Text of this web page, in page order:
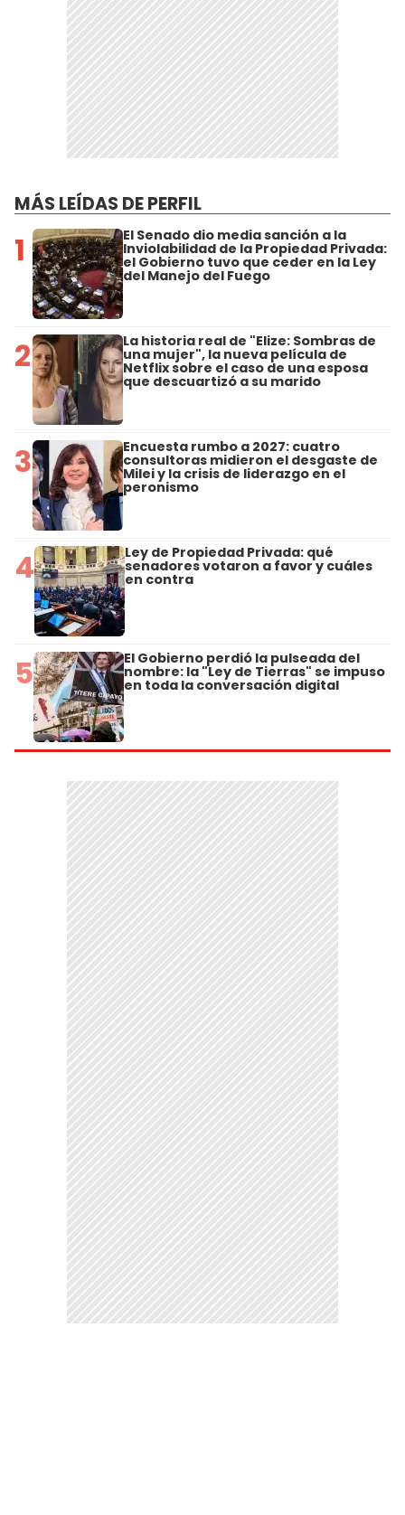
MÁS LEÍDAS DE PERFIL
1 El Senado dio media sanción a la
Inviolabilidad de la Propiedad Privada:
el Gobierno tuvo que ceder en la Ley
del Manejo del Fuego
2 La historia real de "Elize: Sombras de
una mujer", la nueva película de
Netflix sobre el caso de una esposa
que descuartizó a su marido
3 Encuesta rumbo a 2027: cuatro
consultoras midieron el desgaste de
Milei y la crisis de liderazgo en el
peronismo
4 Ley de Propiedad Privada: qué
senadores votaron a favor y cuáles
en contra
5 El Gobierno perdió la pulseada del
nombre: la "Ley de Tierras" se impuso
en toda la conversación digital